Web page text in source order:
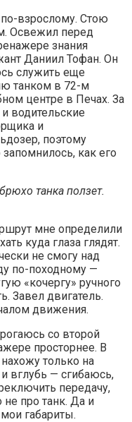
взрослому. Стою
Освежил перед
знания
Даниил Тофан. Он
служить еще
танком в 72-м
центре в Печах. За
водительские
и
поэтому
как его
танка ползет.
мне определили
куда глаза глядят.
не смогу над
по-походному —
«кочергу» ручного
Завел двигатель.
движения.
со второй
просторнее. В
только на
вглубь — сгибаюсь,
передачу,
про танк. Да и
габариты.